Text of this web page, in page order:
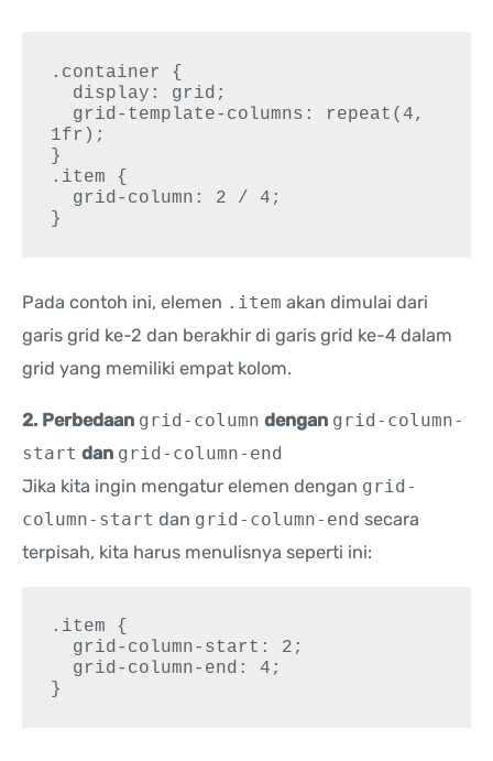
.container {
1fr);
}
.item {
}
Pada contoh ini, elemen .item akan dimulai dari
garis grid ke-2 dan berakhir di garis grid ke-4 dalam
grid yang memiliki empat kolom.
2. Perbedaan grid-column dengan grid-column-
start dan grid-column-end
Jika kita ingin mengatur elemen dengan grid-
column-start dan grid-column-end secara
terpisah, kita harus menulisnya seperti ini:
.item {
}